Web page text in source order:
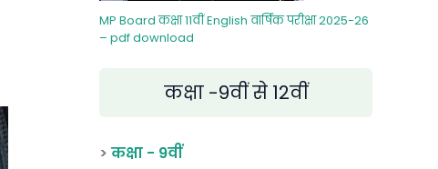
MP Board कक्षा 11वीं English वार्षिक परीक्षा 2025-26
– pdf download
कक्षा -9वीं से 12वीं
> कक्षा - 9वीं